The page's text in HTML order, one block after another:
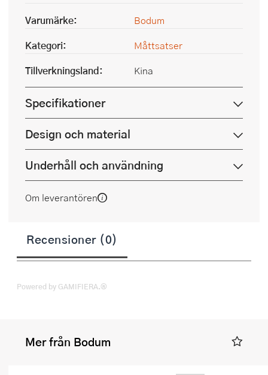
Varumärke:
Bodum
Kategori:
Måttsatser
Tillverkningsland:
Kina
Specifikationer
Design och material
Underhåll och användning
Om leverantören
Recensioner (0)
Powered by GAMIFIERA.®
Mer från Bodum